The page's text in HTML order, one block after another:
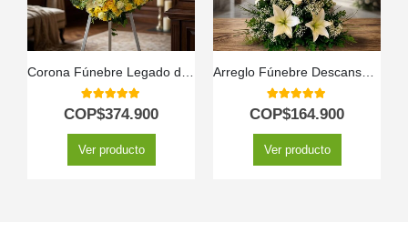
Corona Fúnebre Legado de Paz para Benjamin 🕊️
5.00out of 5
COP$374.900
Ver producto
Arreglo Fúnebre Descanso Eterno
5.00out of 5
COP$164.900
Ver producto